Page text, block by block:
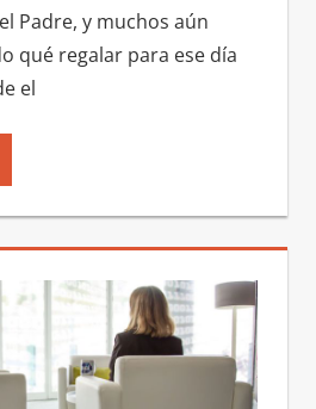
Padre, y muchos aún
qué regalar para ese día
el